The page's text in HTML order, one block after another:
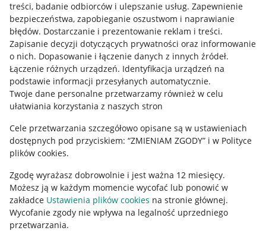
treści, badanie odbiorców i ulepszanie usług. Zapewnienie
bezpieczeństwa, zapobieganie oszustwom i naprawianie
błędów. Dostarczanie i prezentowanie reklam i treści.
Zapisanie decyzji dotyczących prywatności oraz informowanie
o nich. Dopasowanie i łączenie danych z innych źródeł.
Łączenie różnych urządzeń. Identyfikacja urządzeń na
podstawie informacji przesyłanych automatycznie.
Twoje dane personalne przetwarzamy również w celu
ułatwiania korzystania z naszych stron
Cele przetwarzania szczegółowo opisane są w ustawieniach
dostępnych pod przyciskiem: “ZMIENIAM ZGODY” i w Polityce
plików cookies.
Zgodę wyrażasz dobrowolnie i jest ważna 12 miesięcy.
Możesz ją w każdym momencie wycofać lub ponowić w
zakładce Ustawienia plików cookies na stronie głównej.
Wycofanie zgody nie wpływa na legalność uprzedniego
przetwarzania.
Mapa miejscowości
Informacje prawne
Regulamin
Polityka plików "cookies"
Ustawienia plików "cookies"
Udostępnianie lokalizacji
Informacje dla Aktu o Usługach Cyfrowych
Pobierz aplikację